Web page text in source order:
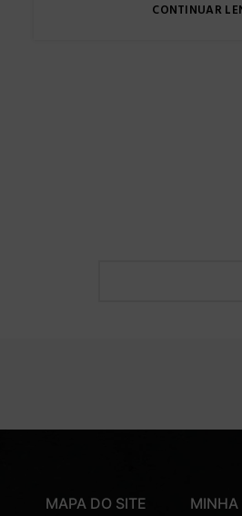
CONTINUAR
MAPA DO SITE MINHA